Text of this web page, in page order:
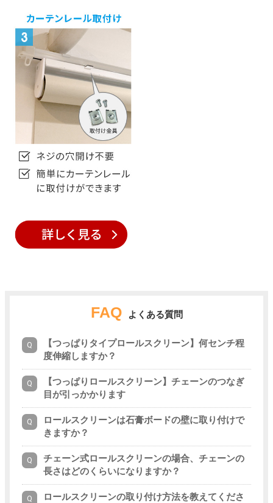
FAQ よくある質問
【つっぱりタイプロールスクリーン】何センチ程
度伸縮しますか？
【つっぱりロールスクリーン】チェーンのつなぎ
目が引っかかります
ロールスクリーンは石膏ボードの壁に取り付けで
きますか？
チェーン式ロールスクリーンの場合、チェーンの
長さはどのくらいになりますか？
ロールスクリーンの取り付け方法を教えてくださ